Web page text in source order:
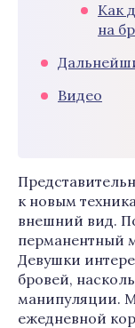
Как
на
Видео
к новым
внешний вид.
перманентный
Девушки
бровей,
манипуляции.
ежедневной